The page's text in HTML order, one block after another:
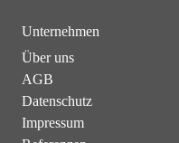
Unternehmen
Über uns
AGB
Datenschutz
Impressum